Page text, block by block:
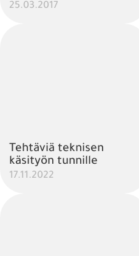
25.03.2017
Tehtäviä teknisen
käsityön tunnille
17.11.2022